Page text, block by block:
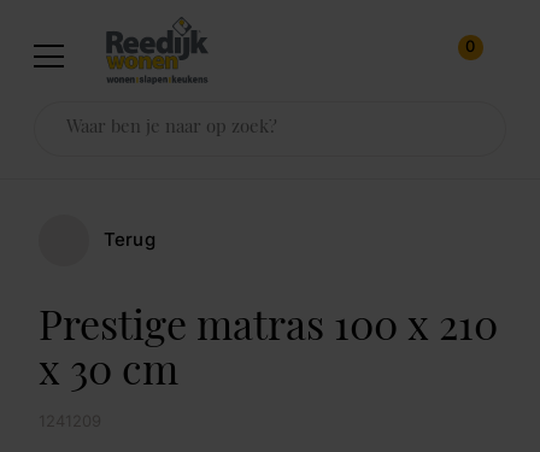
0
Terug
Prestige matras 100 x 210
x 30 cm